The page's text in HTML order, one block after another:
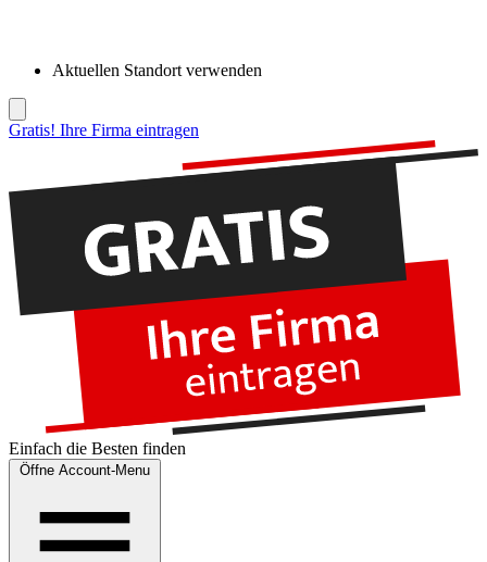
Aktuellen Standort verwenden
Gratis! Ihre Firma eintragen
Einfach die Besten finden
Öffne Account-Menu